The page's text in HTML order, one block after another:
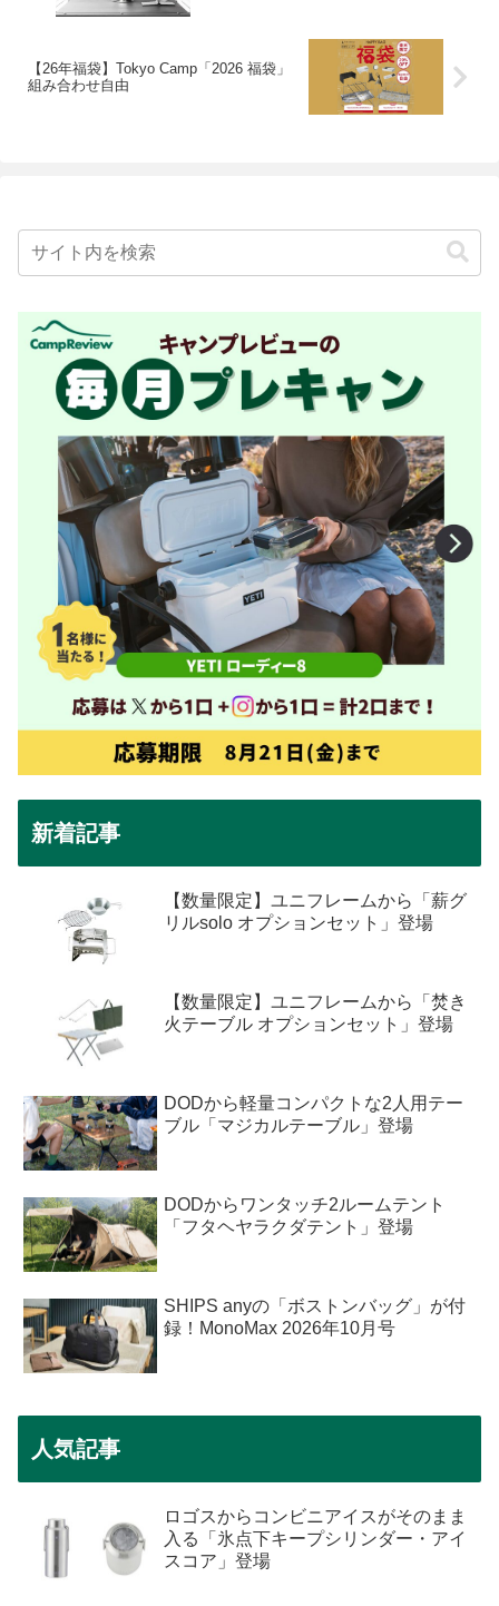
【26年福袋】Tokyo Camp「2026 福袋」
組み合わせ自由
新着記事
【数量限定】ユニフレームから「薪グ
リルsolo オプションセット」登場
【数量限定】ユニフレームから「焚き
火テーブル オプションセット」登場
DODから軽量コンパクトな2人用テー
ブル「マジカルテーブル」登場
DODからワンタッチ2ルームテント
「フタヘヤラクダテント」登場
SHIPS anyの「ボストンバッグ」が付
録！MonoMax 2026年10月号
人気記事
ロゴスからコンビニアイスがそのまま
入る「氷点下キープシリンダー・アイ
スコア」登場